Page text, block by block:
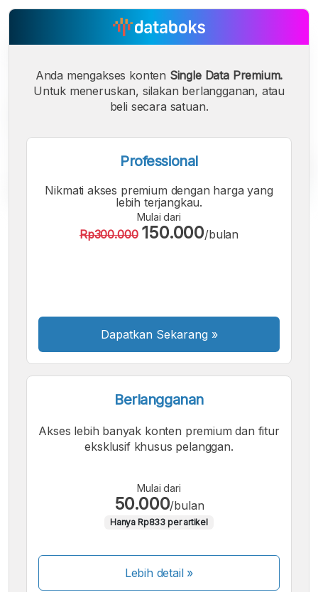
Font
A
Font
A
Font
Anda mengakses konten Single Data Premium.
Untuk meneruskan, silakan berlangganan, atau
beli secara satuan.
Professional
Nikmati akses premium dengan harga yang
lebih terjangkau.
Mulai dari
Rp300.000 150.000/bulan
Dapatkan Sekarang »
Berlangganan
Akses lebih banyak konten premium dan fitur
eksklusif khusus pelanggan.
Mulai dari
50.000/bulan
Hanya Rp833 per artikel
Lebih detail »